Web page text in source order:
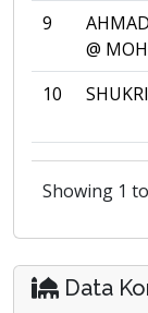
9
@
10
Showing 1
Data